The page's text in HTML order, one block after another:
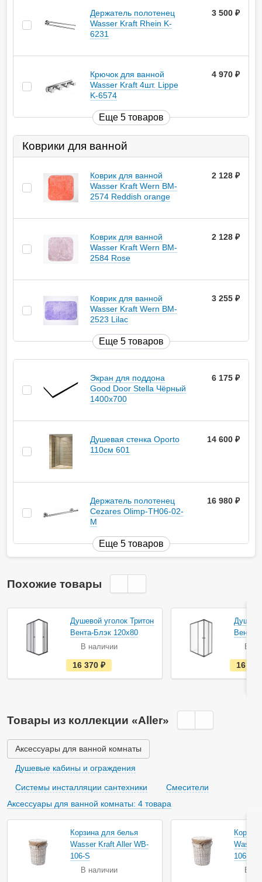
Держатель полотенец
Wasser Kraft Rhein K-
6231
3 500
Крючок для ванной
Wasser Kraft 4шт. Lippe
K-6574
4 970
Еще 5 товаров
Коврики для ванной
Коврик для ванной
Wasser Kraft Wern BM-
2574 Reddish orange
2 128
Коврик для ванной
Wasser Kraft Wern BM-
2584 Rose
2 128
Коврик для ванной
Wasser Kraft Wern BM-
2523 Lilac
3 255
Еще 5 товаров
Экран для поддона
Good Door Stella Чёрный
1400x700
6 175
Душевая стенка Oporto
110см 601
14 600
Держатель полотенец
Cezares Olimp-TH06-02-
M
16 980
Еще 5 товаров
Похожие товары
Акция
Душевой уголок Тритон
Вента-Блэк 120х80
В наличии
е
с
т
л
и
16 370
Вента-
В
16
Товары из коллекции «Aller»
Аксессуары для ванной комнаты
Душевые кабины и ограждения
Системы инсталляции сантехники
Смесители
Аксессуары для ванной комнаты: 4 товара
Корзина для белья
Wasser Kraft Aller WB-
106-S
В наличии
Wasser
106-M
В